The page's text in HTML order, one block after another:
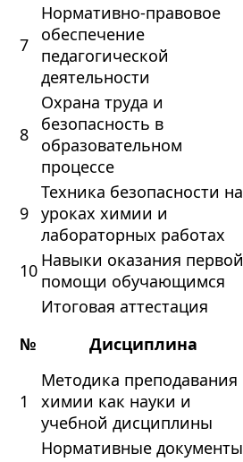
7
Нормативно-правовое
обеспечение
педагогической
деятельности
8
Охрана труда и
безопасность в
образовательном
процессе
9
Техника безопасности на
уроках химии и
лабораторных работах
10 Навыки оказания первой
помощи обучающимся
Итоговая аттестация
№
Дисциплина
1
Методика преподавания
химии как науки и
учебной дисциплины
Нормативные документы